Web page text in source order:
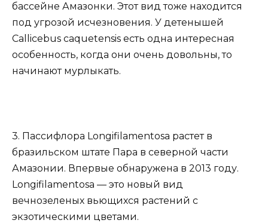
бассейне Амазонки. Этот вид тоже находится
под угрозой исчезновения. У детенышей
Callicebus caquetensis есть одна интересная
особенность, когда они очень довольны, то
начинают мурлыкать.
3. Пассифлора Longifilamentosa растет в
бразильском штате Пара в северной части
Амазонии. Впервые обнаружена в 2013 году.
Longifilamentosa — это новый вид
вечнозеленых вьющихся растений с
экзотическими цветами.